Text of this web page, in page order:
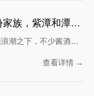
特点 潭酒的产品都是
气东来就是潭酒混调
同属真年份家族，紫潭和潭红得发紫对比有什么不同？
潮之下，不少酱酒企
川酱酒中的又一朵金
类丰富，还凭借着“真
查看详情 →